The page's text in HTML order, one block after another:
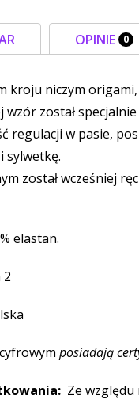
OPINIE 0
kroju niczym
wzór został
regulacji w pasie,
sylwetkę.
został wcześniej
elastan.
2
posiadają
Ze